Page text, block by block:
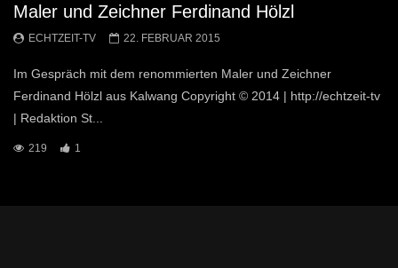
Maler und Zeichner Ferdinand Hölzl
ECHTZEIT-TV 22. FEBRUAR 2015
Im Gespräch mit dem renommierten Maler und Zeichner
Ferdinand Hölzl aus Kalwang Copyright © 2014 | http://echtzeit-tv
| Redaktion St...
219 1